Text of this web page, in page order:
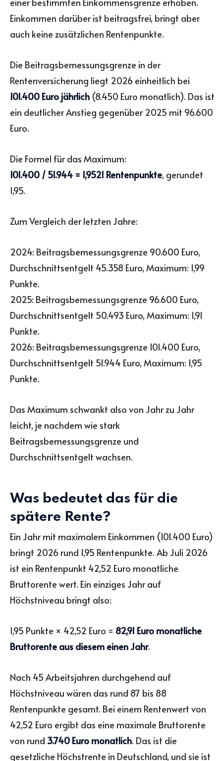
Einkommen darüber ist beitragsfrei, bringt aber
auch keine zusätzlichen Rentenpunkte.
Die Beitragsbemessungsgrenze in der
Rentenversicherung liegt 2026 einheitlich bei
101.400 Euro jährlich (8.450 Euro monatlich). Das ist
ein deutlicher Anstieg gegenüber 2025 mit 96.600
Euro.
Die Formel für das Maximum:
101.400 / 51.944 = 1,9521 Rentenpunkte, gerundet
1,95.
Zum Vergleich der letzten Jahre:
2024: Beitragsbemessungsgrenze 90.600 Euro,
Durchschnittsentgelt 45.358 Euro, Maximum: 1,99
Punkte.
2025: Beitragsbemessungsgrenze 96.600 Euro,
Durchschnittsentgelt 50.493 Euro, Maximum: 1,91
Punkte.
2026: Beitragsbemessungsgrenze 101.400 Euro,
Durchschnittsentgelt 51.944 Euro, Maximum: 1,95
Punkte.
Das Maximum schwankt also von Jahr zu Jahr
leicht, je nachdem wie stark
Beitragsbemessungsgrenze und
Durchschnittsentgelt wachsen.
Was bedeutet das für die
spätere Rente?
Ein Jahr mit maximalem Einkommen (101.400 Euro)
bringt 2026 rund 1,95 Rentenpunkte. Ab Juli 2026
ist ein Rentenpunkt 42,52 Euro monatliche
Bruttorente wert. Ein einziges Jahr auf
Höchstniveau bringt also:
1,95 Punkte × 42,52 Euro = 82,91 Euro monatliche
Bruttorente aus diesem einen Jahr.
Nach 45 Arbeitsjahren durchgehend auf
Höchstniveau wären das rund 87 bis 88
Rentenpunkte gesamt. Bei einem Rentenwert von
42,52 Euro ergibt das eine maximale Bruttorente
von rund 3.740 Euro monatlich. Das ist die
gesetzliche Höchstrente in Deutschland, und sie ist